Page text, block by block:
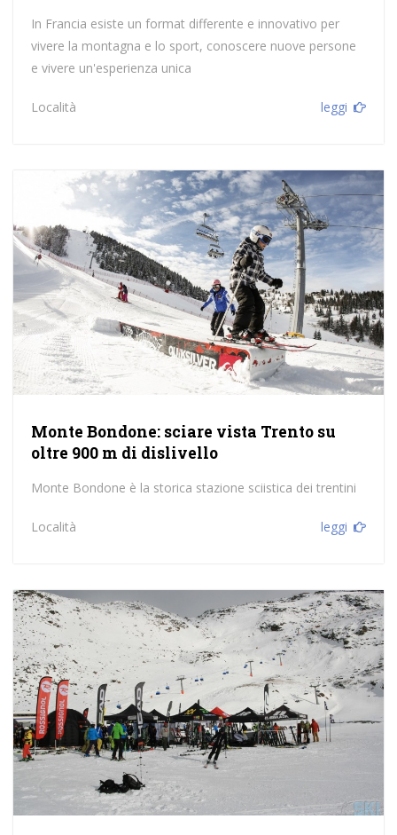
In Francia esiste un format differente e innovativo per
vivere la montagna e lo sport, conoscere nuove persone
e vivere un'esperienza unica
Località leggi
Monte Bondone: sciare vista Trento su
oltre 900 m di dislivello
Monte Bondone è la storica stazione sciistica dei trentini
Località leggi